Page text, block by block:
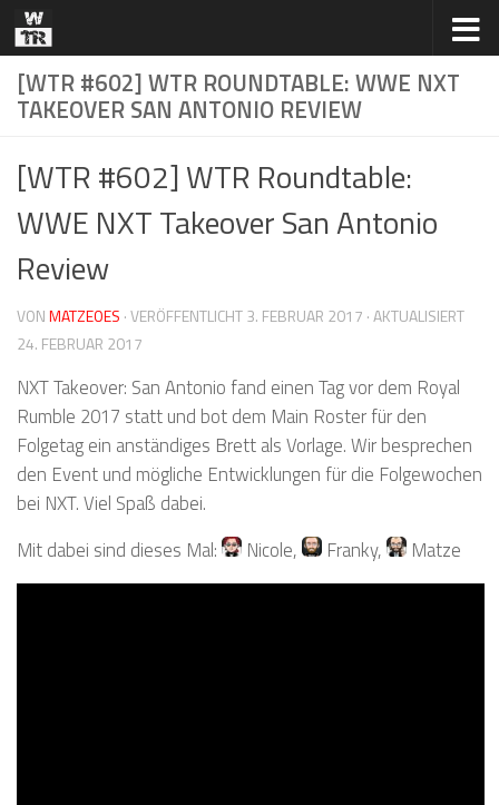
Zum Inhalt springen
[WTR #602] WTR ROUNDTABLE: WWE NXT
TAKEOVER SAN ANTONIO REVIEW
[WTR #602] WTR Roundtable:
WWE NXT Takeover San Antonio
Review
VONMATZEOES · VERÖFFENTLICHT3. FEBRUAR 2017 · AKTUALISIERT
24. FEBRUAR 2017
NXT Takeover: San Antonio fand einen Tag vor dem Royal
Rumble 2017 statt und bot dem Main Roster für den
Folgetag ein anständiges Brett als Vorlage. Wir besprechen
den Event und mögliche Entwicklungen für die Folgewochen
bei NXT. Viel Spaß dabei.
Mit dabei sind dieses Mal:
Nicole, Franky, Matze